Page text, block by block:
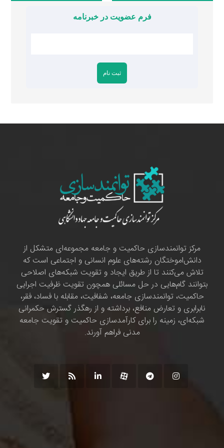
فرم عضویت در خبرنامه
مرکز توانمندسازی حاکمیت و جامعه مجموعه‌ای متشکل از
دانش‌اموختگان رشته‌های علوم انسانی و اجتماعی است که
تلاش می‌کنند تا از طریق ایجاد و تقویت شبکه‌های اصلاحی
بتوانند گام‌هایی در حل مسائلی همچون تقویت ظرفیت اجرایی
حاکمیت، توانمندسازی جامعه، شفافیت، مقابله با فساد، فقر،
نابرابری و تعارض منافع، برداشته و از رهگذر گسترش حکمرانی
شبکه‌ای، زمینه را برای کارآمدسازی حاکمیت و تقویت جامعه
مدنی فراهم آورند.